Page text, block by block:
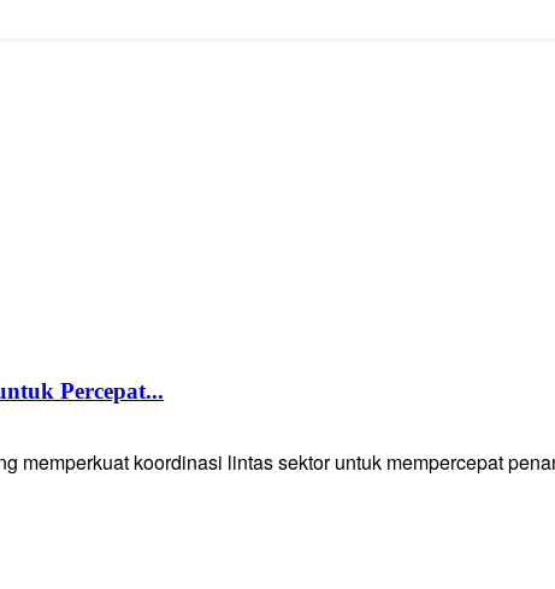
Percepat...
memperkuat koordinasi lintas sektor untuk mempercepat